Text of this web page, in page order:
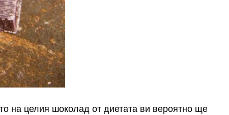
на целия шоколад от диетата ви вероятно ще